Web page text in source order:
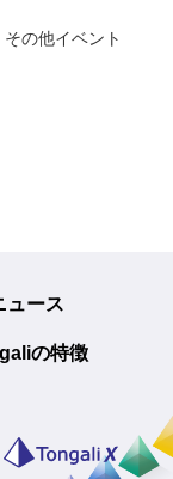
その他イベント
ュース
の特徴